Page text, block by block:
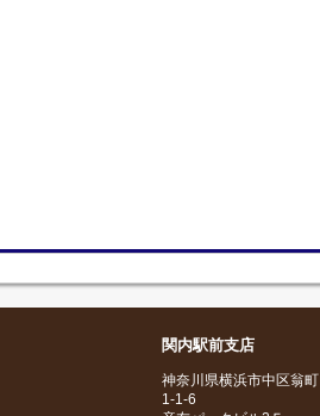
関内駅前支店
神奈川県横浜市中区翁町
1-1-6